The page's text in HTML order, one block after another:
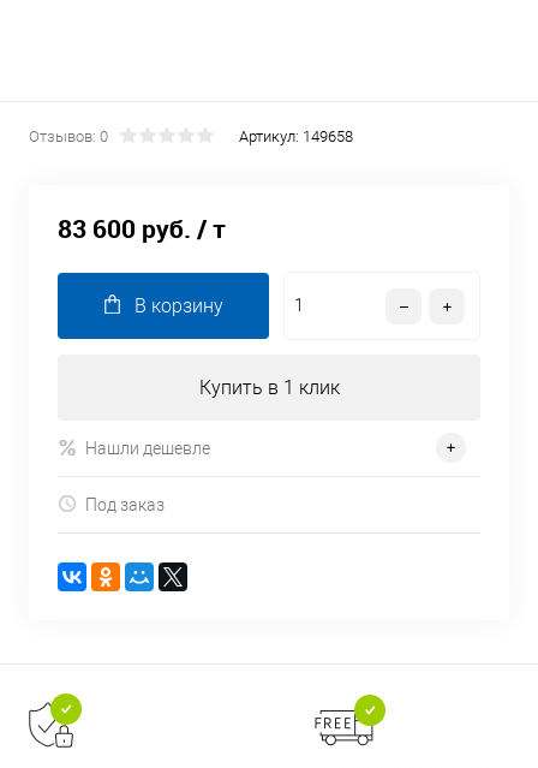
Отзывов: 0 Артикул: 149658
83 600 руб. / т
В корзину
Купить в 1 клик
Нашли дешевле
Под заказ